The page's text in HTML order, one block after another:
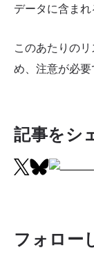
データに含まれ
このあたりの
め、注意が必要
記事をシ
フォロー